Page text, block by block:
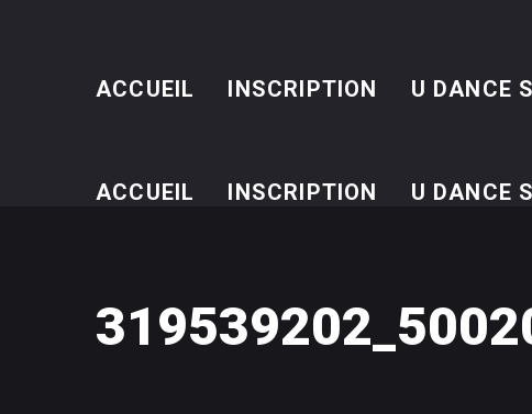
ACCUEIL INSCRIPTION U DANCE
ACCUEIL INSCRIPTION U DANCE